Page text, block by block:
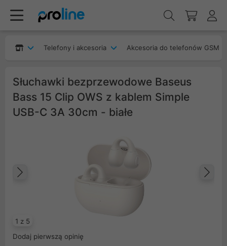
Telefony i akcesoria Akcesoria do telefonów GSM
Słuchawki bezprzewodowe Baseus
Bass 15 Clip OWS z kablem Simple
USB-C 3A 30cm - białe
1 z 5
Poprzedni
Dodaj pierwszą opinię